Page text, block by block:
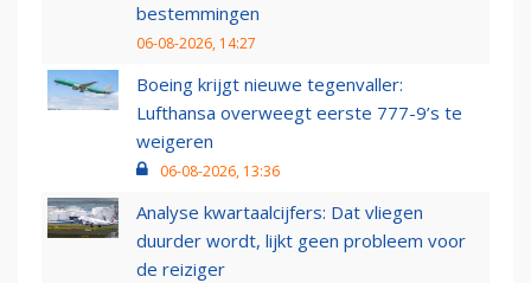
bestemmingen
06-08-2026, 14:27
Boeing krijgt nieuwe tegenvaller:
Lufthansa overweegt eerste 777-9’s te
weigeren
06-08-2026, 13:36
Analyse kwartaalcijfers: Dat vliegen
duurder wordt, lijkt geen probleem voor
de reiziger